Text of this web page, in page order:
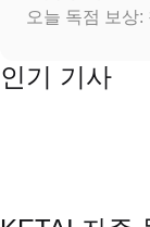
오늘 독점 보상
인기 기사